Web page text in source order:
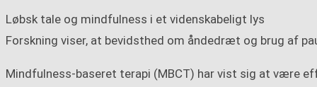
Løbsk tale og mindfulness i et videnskabeligt lys
Forskning viser, at bevidsthed om åndedræt og brug af
Mindfulness-baseret terapi (MBCT) har vist sig at være